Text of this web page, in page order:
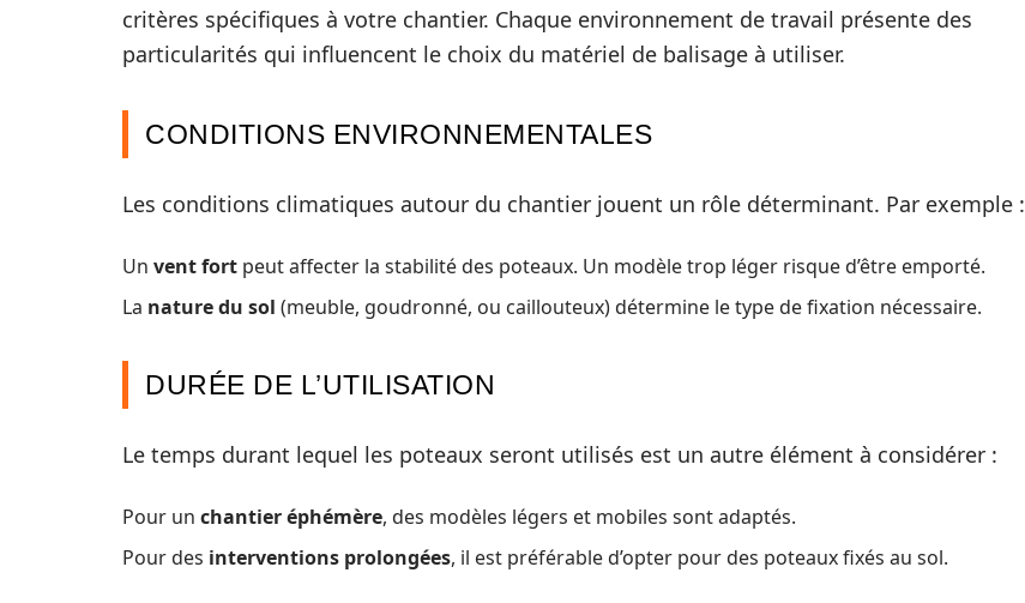
critères spécifiques à votre chantier. Chaque environnement de travail présente des
particularités qui influencent le choix du matériel de balisage à utiliser.
CONDITIONS ENVIRONNEMENTALES
Les conditions climatiques autour du chantier jouent un rôle déterminant. Par exemple :
Un vent fort peut affecter la stabilité des poteaux. Un modèle trop léger risque d’être emporté.
La nature du sol (meuble, goudronné, ou caillouteux) détermine le type de fixation nécessaire.
DURÉE DE L’UTILISATION
Le temps durant lequel les poteaux seront utilisés est un autre élément à considérer :
Pour un chantier éphémère, des modèles légers et mobiles sont adaptés.
Pour des interventions prolongées, il est préférable d’opter pour des poteaux fixés au sol.